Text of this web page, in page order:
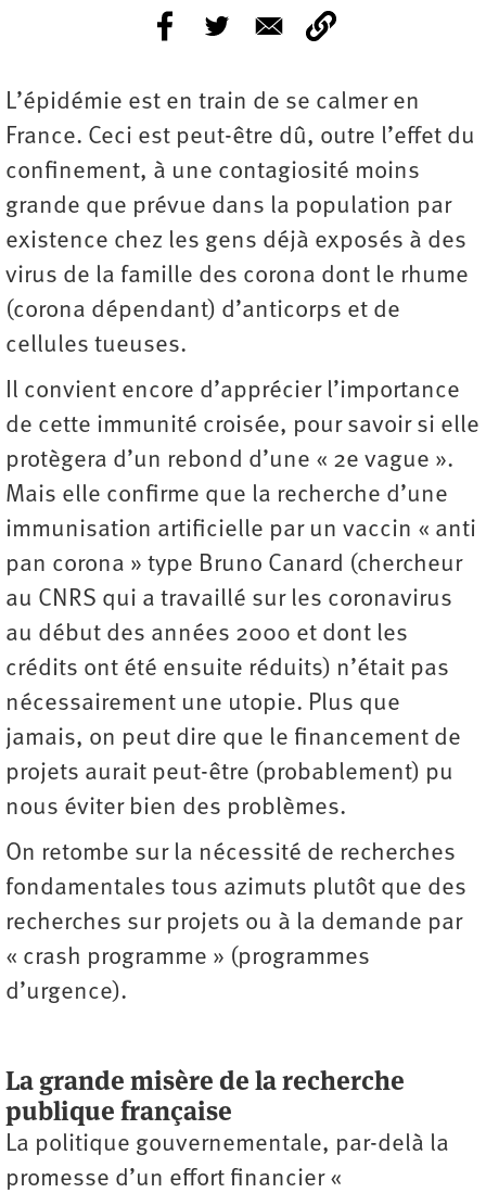
L’épidémie est en train de se calmer en
France. Ceci est peut-être dû, outre l’effet du
confinement, à une contagiosité moins
grande que prévue dans la population par
existence chez les gens déjà exposés à des
virus de la famille des corona dont le rhume
(corona dépendant) d’anticorps et de
cellules tueuses.
Il convient encore d’apprécier l’importance
de cette immunité croisée, pour savoir si elle
protègera d’un rebond d’une « 2e vague ».
Mais elle confirme que la recherche d’une
immunisation artificielle par un vaccin « anti
pan corona » type Bruno Canard (chercheur
au CNRS qui a travaillé sur les coronavirus
au début des années 2000 et dont les
crédits ont été ensuite réduits) n’était pas
nécessairement une utopie. Plus que
jamais, on peut dire que le financement de
projets aurait peut-être (probablement) pu
nous éviter bien des problèmes.
On retombe sur la nécessité de recherches
fondamentales tous azimuts plutôt que des
recherches sur projets ou à la demande par
« crash programme » (programmes
d’urgence).
La grande misère de la recherche
publique française
La politique gouvernementale, par-delà la
promesse d’un effort financier «